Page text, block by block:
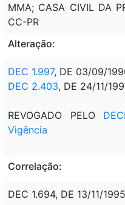
MMA; CASA CIVIL DA
CC-PR
Alteração:
DEC 1.997, DE 03/09/
DEC 2.403, DE 24/11/
REVOGADO PELO
Vigência
Correlação:
DEC 1.694, DE 13/11/